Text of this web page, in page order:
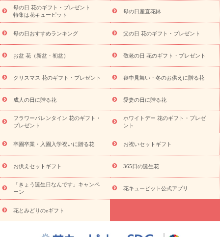
念日
結婚祝い 出産祝い 退院祝い・快気祝い
寿祝い
プチギフト ペットのお祝いフラワー
供え・お悔やみ商品一覧
お供え・お悔やみの花
四十九日法要以
お供え プリザーブドフラワー
ペットのお供えフラワー
お盆（新
盆・初盆）
その他 お祝い返し お見舞い
お取り寄せギフト
ビジネス用
ご自宅用 観葉植物 ミディ胡蝶蘭
プリザーブ
ドフラワー
スタイルから探す アレンジメント 花束
スタ
ンド花
お祝い お供え・お悔やみ 胡蝶蘭 胡蝶蘭・花鉢
ディ胡蝶蘭・お祝い
ミディ胡蝶蘭・お供え
世界初の青色胡蝶蘭
観葉植物
観葉植物 産直多肉植物
プリザーブドフラワー
お祝い
お供え・お悔やみ 花とセットギフト
セミオーダー
プチギフト（hanamore -ハナモア-）
花とみどりのeギフト
キューピットのeGfit
カラー ピンク イエローオレンジ
レッ
ド
お花の種類 トルコキキョウ
お祝い お祝い・3000円～ お祝い・4000円～
お祝い・
5000円～
お祝い・7000円～ お祝い・ 10000円～
お供え・お
悔やみ
円～
お供え・お悔やみ・
読み物
母の日 花のギフト・プレゼント
特集は花キューピット
母の日産直花鉢
母の日おすすめランキング 父の日 花のギフト・プレゼント
お盆 花（新盆・初盆） 敬老の日 花のギフト・プレゼント
クリスマス 花のギフト・プレゼント 喪中見舞い・冬のお供えに贈る花
成人の日に贈る花 愛妻の日に贈る花
フラワーバレンタイン 花のギフト・
プレゼント
ホワイトデー 花のギフト・プレゼ
ント
卒園卒業・入園入学祝いに贈る花 お祝いセットギフト
お供えセットギフト 365日の誕生花
「きょう誕生日なんです」キャンペ
ーン
花キューピット公式アプリ
花とみどりのeギフト